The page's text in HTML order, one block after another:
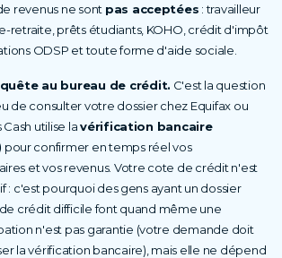
revenus ne sont pas acceptées : travailleur
retraite, prêts étudiants, KOHO, crédit d'impôt
ODSP et toute forme d'aide sociale.
au bureau de crédit. C'est la question
de consulter votre dossier chez Equifax ou
Cash utilise lavérification bancaire
pour confirmer en temps réel vos
et vos revenus. Votre cote de crédit n'est
: c'est pourquoi des gens ayant un dossier
crédit difficile font quand même une
n'est pas garantie (votre demande doit
la vérification bancaire), mais elle ne dépend